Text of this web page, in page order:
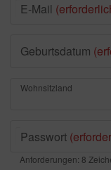
E-Mail
Geburtsdatum
Wohnsitzland
Passwort
Anforderungen: 8